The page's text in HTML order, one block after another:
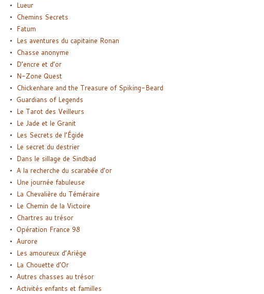
Lueur
Chemins Secrets
Fatum
Les aventures du capitaine Ronan
Chasse anonyme
D’encre et d’or
N-Zone Quest
Chickenhare and the Treasure of Spiking-Beard
Guardians of Legends
Le Tarot des Veilleurs
Le Jade et le Granit
Les Secrets de l’Égide
Le secret du destrier
Dans le sillage de Sindbad
A la recherche du scarabée d’or
Une journée fabuleuse
La Chevalière du Téméraire
Le Chemin de la Victoire
Chartres au trésor
Opération France 98
Aurore
Les amoureux d’Ariège
La Chouette d’Or
Autres chasses au trésor
Activités enfants et familles